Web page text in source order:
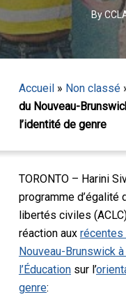
By
Accueil» Non classé
du Nouveau-
l’identité de genre
TORONTO – Harini
programme d’égalité
libertés civiles
réaction aux récentes
Nouveau-Brunswick
l’Éducationsur l’
genre: